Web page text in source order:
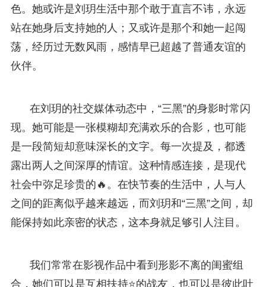
色。她或许是刘玥生活中那个敢于直言不讳，永远
站在她身后支持她的人；又或许是那个和她一起闯
荡，经历过无数风雨，感情早已超越了普通友谊的
伙伴。
在刘玥的社交媒体动态中，“三黑”的身影时常闪
现。她可能是一张模糊却充满欢乐的合影，也可能
是一段简短却意味深长的文字。每一次提及，都透
露出两人之间深厚的情谊。这种情感连接，是现代
社会中弥足珍贵的🔥。在快节奏的生活中，人与人
之间的距离似乎越来越远，而刘玥和“三黑”之间，却
能保持如此亲密的状态，这本身就足够引人注目。
我们常常在影视作品中看到形影不离的闺蜜组
合，她们可以是互相扶持⭐的战友，也可以是彼此吐